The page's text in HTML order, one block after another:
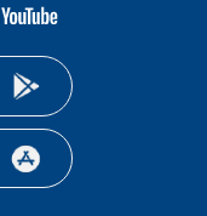
youtube-